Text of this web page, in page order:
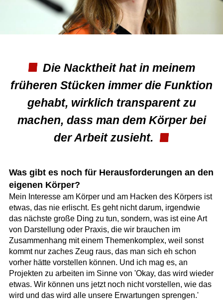
Die Nacktheit hat in meinem
früheren Stücken immer die Funktion
gehabt, wirklich transparent zu
machen, dass man dem Körper bei
der Arbeit zusieht.
Was gibt es noch für Herausforderungen an den
eigenen Körper?
Mein Interesse am Körper und am Hacken des Körpers ist
etwas, das nie erlischt. Es geht nicht darum, irgendwie
das nächste große Ding zu tun, sondern, was ist eine Art
von Darstellung oder Praxis, die wir brauchen im
Zusammenhang mit einem Themenkomplex, weil sonst
kommt nur zaches Zeug raus, das man sich eh schon
vorher hätte vorstellen können. Und ich mag es, an
Projekten zu arbeiten im Sinne von 'Okay, das wird wieder
etwas. Wir können uns jetzt noch nicht vorstellen, wie das
wird und das wird alle unsere Erwartungen sprengen.'